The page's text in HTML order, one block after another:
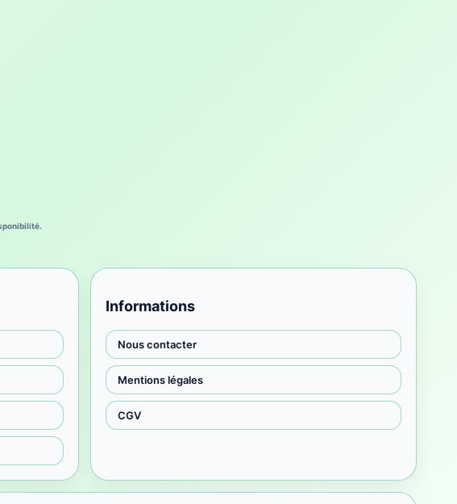
Informations
Nous contacter
Mentions légales
CGV